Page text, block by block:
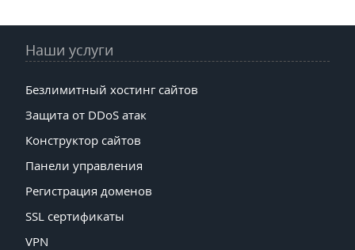
Наши услуги
Безлимитный хостинг сайтов
Защита от DDoS атак
Конструктор сайтов
Панели управления
Регистрация доменов
SSL сертификаты
VPN